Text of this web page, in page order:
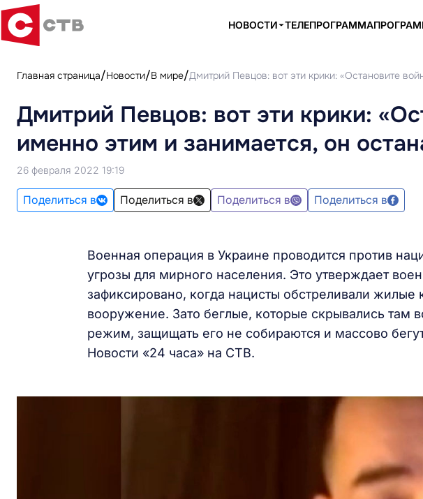
НОВОСТИ ТЕЛЕПРОГРАММА
Главная страница Новости В мире Дмитрий Певцов: вот эти крики: «Остановите
Дмитрий Певцов: вот эти крики:
именно этим и занимается, он
26 февраля 2022 19:19
Поделиться в Поделиться в Поделиться в Поделиться в
Военная операция в Украине проводится против
угрозы для мирного населения. Это утверждает
зафиксировано, когда нацисты обстреливали
вооружение. Зато беглые, которые скрывались там
режим, защищать его не собираются и массово
Новости «24 часа» на СТВ.